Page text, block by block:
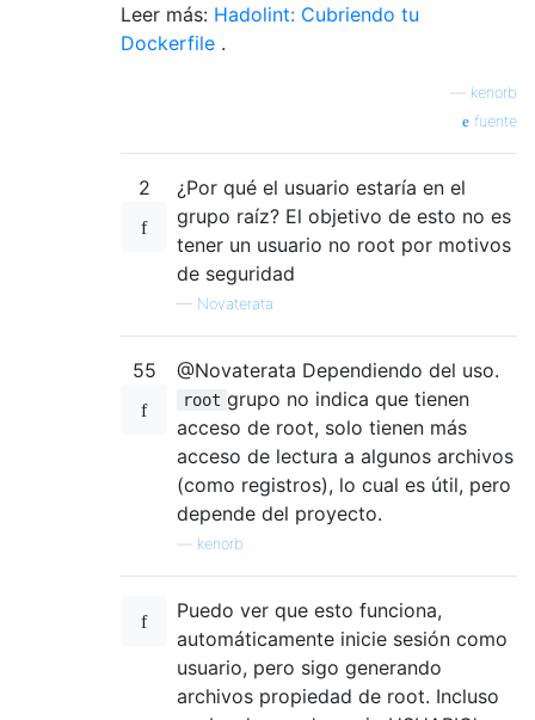
Leer más: Hadolint: Cubriendo tu
Dockerfile .
kenorb
fuente
2
¿Por qué el usuario estaría en el
grupo raíz? El objetivo de esto no es
tener un usuario no root por motivos
de seguridad
— Novaterata
55 @Novaterata Dependiendo del uso.
root grupo no indica que tienen
acceso de root, solo tienen más
acceso de lectura a algunos archivos
(como registros), lo cual es útil, pero
depende del proyecto.
kenorb
Puedo ver que esto funciona,
automáticamente inicie sesión como
usuario, pero sigo generando
archivos propiedad de root. Incluso